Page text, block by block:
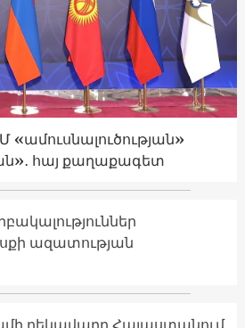
հայ քաղաքագետ
ազատության